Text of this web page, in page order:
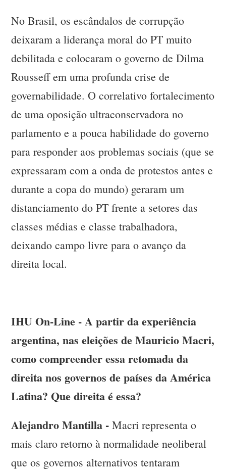
No Brasil, os escândalos de corrupção
deixaram a liderança moral do PT muito
debilitada e colocaram o governo de Dilma
Rousseff em uma profunda crise de
governabilidade. O correlativo fortalecimento
de uma oposição ultraconservadora no
parlamento e a pouca habilidade do governo
para responder aos problemas sociais (que se
expressaram com a onda de protestos antes e
durante a copa do mundo) geraram um
distanciamento do PT frente a setores das
classes médias e classe trabalhadora,
deixando campo livre para o avanço da
direita local.
IHU On-Line - A partir da experiência
argentina, nas eleições de Mauricio Macri,
como compreender essa retomada da
direita nos governos de países da América
Latina? Que direita é essa?
Alejandro Mantilla -Macri representa o
mais claro retorno à normalidade neoliberal
que os governos alternativos tentaram